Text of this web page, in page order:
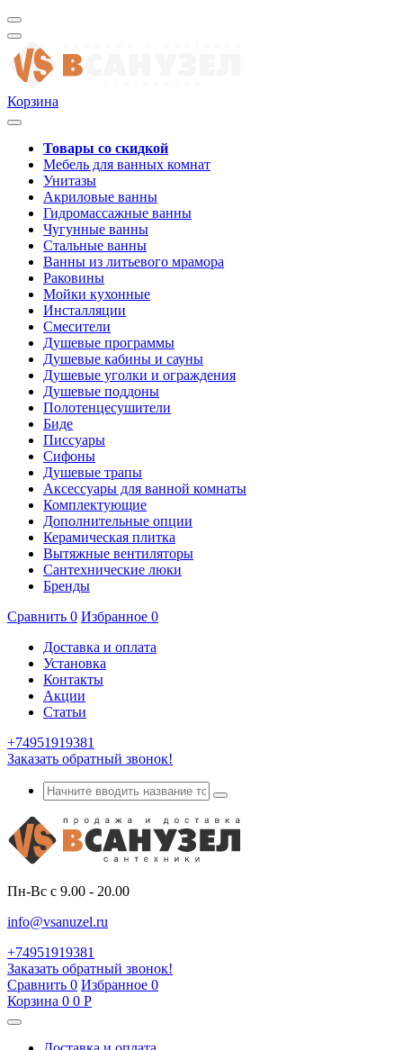
Корзина
Товары со скидкой
Мебель для ванных комнат
Унитазы
Акриловые ванны
Гидромассажные ванны
Чугунные ванны
Стальные ванны
Ванны из литьевого мрамора
Раковины
Мойки кухонные
Инсталляции
Смесители
Душевые программы
Душевые кабины и сауны
Душевые уголки и ограждения
Душевые поддоны
Полотенцесушители
Биде
Писсуары
Сифоны
Душевые трапы
Аксессуары для ванной комнаты
Комплектующие
Дополнительные опции
Керамическая плитка
Вытяжные вентиляторы
Сантехнические люки
Бренды
Сравнить 0 Избранное 0
Доставка и оплата
Установка
Контакты
Акции
Статьи
+74951919381
Заказать обратный звонок!
Пн-Вс с 9.00 - 20.00
info@vsanuzel.ru
+74951919381
Заказать обратный звонок!
Сравнить 0 Избранное 0
Корзина 0 0 Р